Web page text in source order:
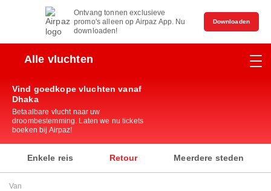
Ontvang tonnen exclusieve
promo's alleen op Airpaz App. Nu
downloaden!
Downloaden
Alle vluchten
Vind goedkope vluchten vanaf
Dhaka
Betaalbare vlucht naar uw
droombestemming. Laten we nu tickets
boeken bij Airpaz!
Enkele reis Retour Meerdere steden
Van